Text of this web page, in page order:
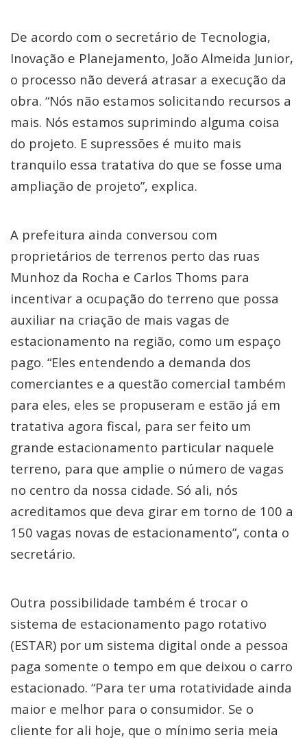
De acordo com o secretário de Tecnologia,
Inovação e Planejamento, João Almeida Junior,
o processo não deverá atrasar a execução da
obra. “Nós não estamos solicitando recursos a
mais. Nós estamos suprimindo alguma coisa
do projeto. E supressões é muito mais
tranquilo essa tratativa do que se fosse uma
ampliação de projeto”, explica.
A prefeitura ainda conversou com
proprietários de terrenos perto das ruas
Munhoz da Rocha e Carlos Thoms para
incentivar a ocupação do terreno que possa
auxiliar na criação de mais vagas de
estacionamento na região, como um espaço
pago. “Eles entendendo a demanda dos
comerciantes e a questão comercial também
para eles, eles se propuseram e estão já em
tratativa agora fiscal, para ser feito um
grande estacionamento particular naquele
terreno, para que amplie o número de vagas
no centro da nossa cidade. Só ali, nós
acreditamos que deva girar em torno de 100 a
150 vagas novas de estacionamento”, conta o
secretário.
Outra possibilidade também é trocar o
sistema de estacionamento pago rotativo
(ESTAR) por um sistema digital onde a pessoa
paga somente o tempo em que deixou o carro
estacionado. “Para ter uma rotatividade ainda
maior e melhor para o consumidor. Se o
cliente for ali hoje, que o mínimo seria meia